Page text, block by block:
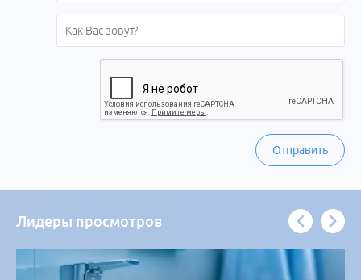
Отправить
Лидеры просмотров